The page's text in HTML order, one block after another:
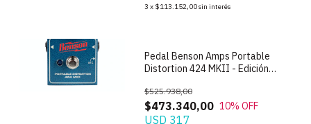
3 x $113.152,00sin interés
Pedal Benson Amps Portable
Distortion 424 MKII - Edición
$473.340,00
$525.938,00
10% OFF
USD 317